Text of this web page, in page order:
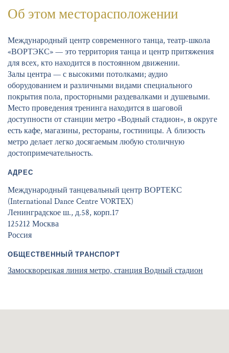
Об этом месторасположении
Международный центр современного танца, театр-школа
«ВОРТЭКС» — это территория танца и центр притяжения
для всех, кто находится в постоянном движении.
Залы центра — с высокими потолками; аудио
оборудованием и различными видами специального
покрытия пола, просторными раздевалками и душевыми.
Место проведения тренинга находится в шаговой
доступности от станции метро «Водный стадион», в округе
есть кафе, магазины, рестораны, гостиницы. А близость
метро делает легко досягаемым любую столичную
достопримечательность.
АДРЕС
Международный танцевальный центр ВОРТЕКС
(International Dance Centre VORTEX)
Ленинградское ш., д.58, корп.17
125212 Москва
Россия
ОБЩЕСТВЕННЫЙ ТРАНСПОРТ
Замоскворецкая линия метро, станция Водный стадион